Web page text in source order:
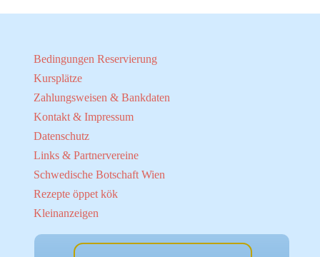
Bedingungen Reservierung
Kursplätze
Zahlungsweisen & Bankdaten
Kontakt & Impressum
Datenschutz
Links & Partnervereine
Schwedische Botschaft Wien
Rezepte öppet kök
Kleinanzeigen